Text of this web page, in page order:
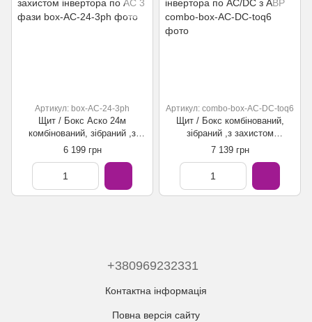
Артикул: box-AC-24-3ph
Щит / Бокс Аско 24м
комбінований, зібраний ,з
захистом інвертора по АС 3
фази
6 199 грн
Артикул: combo-box-AC-DC-toq6
Щит / Бокс комбінований,
зібраний ,з захистом
інвертора по АС/DC з АВР
7 139 грн
+380969232331
Контактна інформація
Повна версія сайту